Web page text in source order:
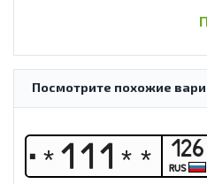
Посмотрите похожие
* 1 1 1 * * 126
RUS